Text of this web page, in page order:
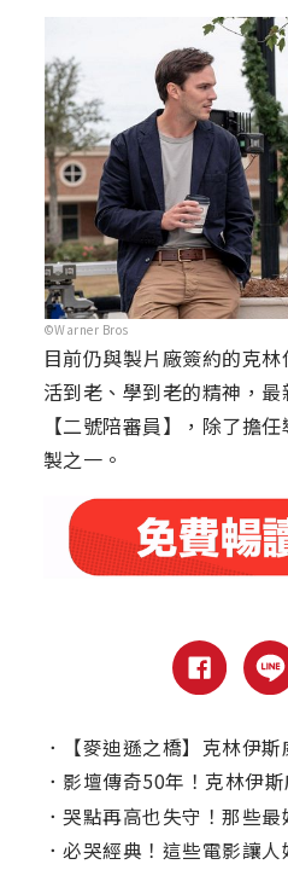
©Warner Bros
目前仍與製片廠簽約的克
活到老、學到老的精神，
【二號陪審員】，除了擔
製之一。
．
【麥迪遜之橋】克林伊斯威特、梅
． 影壇傳奇50年！克林伊斯威特【殺
． 哭點再高也失守！那些最
． 必哭經典！這些電影讓人